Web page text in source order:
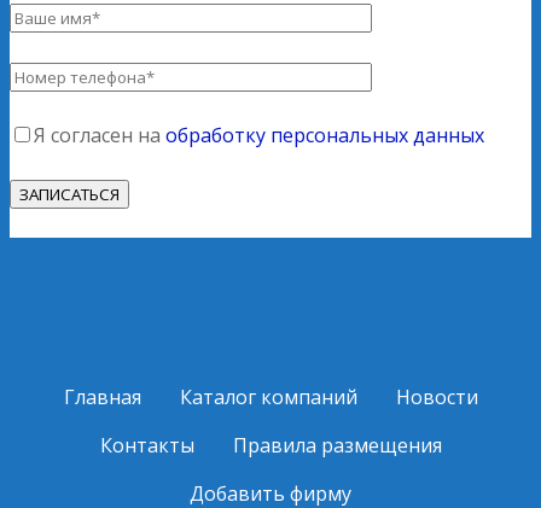
Я согласен на обработку персональных данных
Главная Каталог компаний
Новости
Контакты
Правила размещения
Добавить фирму